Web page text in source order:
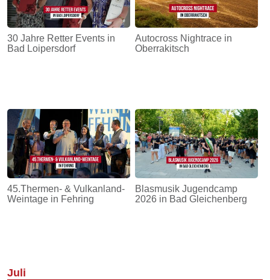
30 Jahre Retter Events in
Bad Loipersdorf
Autocross Nightrace in
Oberrakitsch
45.Thermen- & Vulkanland-
Weintage in Fehring
Blasmusik Jugendcamp
2026 in Bad Gleichenberg
Juli